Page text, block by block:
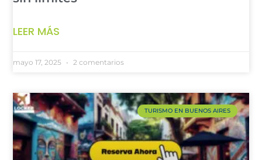
LEER MÁS
mayo 17, 2025 2 comentarios
TURISMO EN BUENOS AIRES